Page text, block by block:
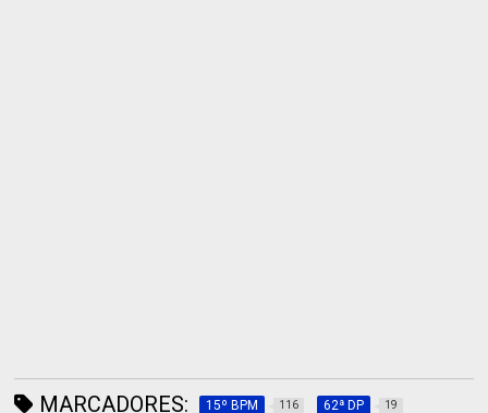
MARCADORES: 15º BPM 116 62ª DP 19